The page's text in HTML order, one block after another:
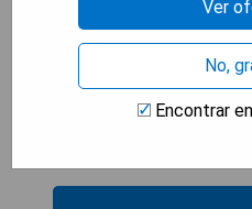
- Vistas espectaculares
- Playa privada exclusiva
- Spa e instalaciones
Ver
No,
Encontrar